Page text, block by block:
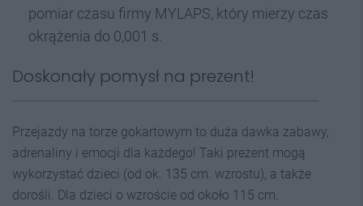
pomiar czasu firmy MYLAPS, który mierzy czas
okrążenia do 0,001 s.
Doskonały pomysł na prezent!
Przejazdy na torze gokartowym to duża dawka zabawy,
adrenaliny i emocji dla każdego! Taki prezent mogą
wykorzystać dzieci (od ok. 135 cm. wzrostu), a także
dorośli. Dla dzieci o wzroście od około 115 cm.